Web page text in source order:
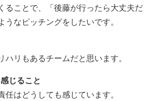
ることで、「後藤が行ったら大丈夫だ
うなピッチングをしたいです。
ハリもあるチームだと思います。
じること
任はどうしても感じています。